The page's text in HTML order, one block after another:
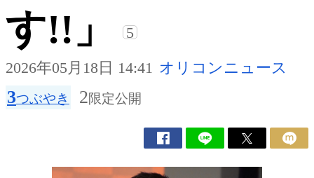
す!!」
5
2026年05月18日 14:41 オリコンニュース
3つぶやき 2限定公開